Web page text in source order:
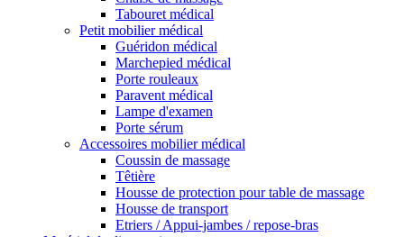
Tabouret médical
Petit mobilier médical
Guéridon médical
Marchepied médical
Porte rouleaux
Paravent médical
Lampe d'examen
Porte sérum
Accessoires mobilier médical
Coussin de massage
Têtière
Housse de protection pour table de massage
Housse de transport
Etriers / Appui-jambes / repose-bras